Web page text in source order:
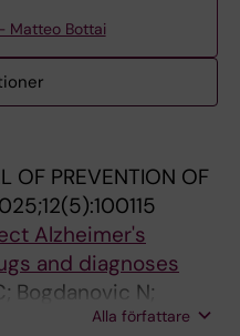
Matteo Bottai
OF PREVENTION OF
Alzheimer's
and diagnoses
Bogdanovic N;
L; Petrovic P;
Alla författare